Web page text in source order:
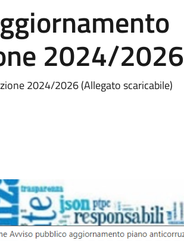
2024/2026
2024/2026 (Allegato scaricabile)